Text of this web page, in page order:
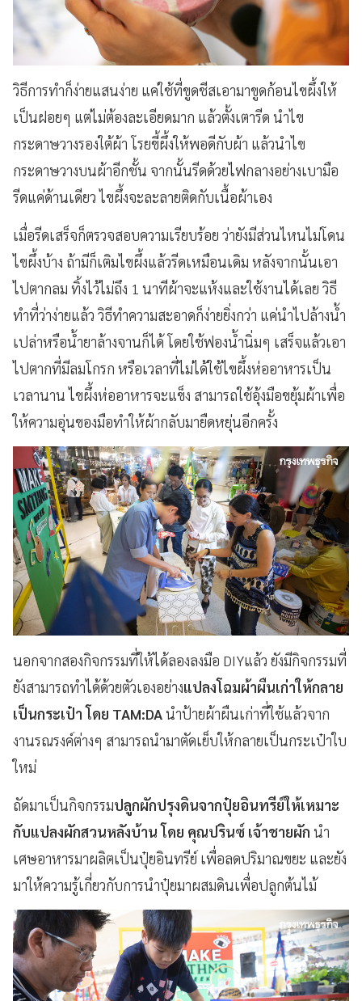
วิธีการทำก็ง่ายแสนง่าย แค่ใช้ที่ขูดชีสเอามาขูดก้อนไขผึ้งให้
เป็นฝอยๆ แต่ไม่ต้องละเอียดมาก แล้วตั้งเตารีด นำไข
กระดาษวางรองใต้ผ้า โรยขี้ผึ้งให้พอดีกับผ้า แล้วนำไข
กระดาษวางบนผ้าอีกชั้น จากนั้นรีดด้วยไฟกลางอย่างเบามือ
รีดแค่ด้านเดียว ไขผึ้งจะละลายติดกับเนื้อผ้าเอง
เมื่อรีดเสร็จก็ตรวจสอบความเรียบร้อย ว่ายังมีส่วนไหนไม่โดน
ไขผึ้งบ้าง ถ้ามีก็เติมไขผึ้งแล้วรีดเหมือนเดิม หลังจากนั้นเอา
ไปตากลม ทิ้งไว้ไม่ถึง 1 นาทีผ้าจะแห้งและใช้งานได้เลย วิธี
ทำที่ว่าง่ายแล้ว วิธีทำความสะอาดก็ง่ายยิ่งกว่า แค่นำไปล้างน้ำ
เปล่าหรือน้ำยาล้างจานก็ได้ โดยใช้ฟองน้ำนิ่มๆ เสร็จแล้วเอา
ไปตากที่มีลมโกรก หรือเวลาที่ไม่ได้ใช้ไขผึ้งห่ออาหารเป็น
เวลานาน ไขผึ้งห่ออาหารจะแข็ง สามารถใช้อุ้งมือขยุ้มผ้าเพื่อ
ให้ความอุ่นของมือทำให้ผ้ากลับมายืดหยุ่นอีกครั้ง
นอกจากสองกิจกรรมที่ให้ได้ลองลงมือ DIYแล้ว ยังมีกิจกรรมที่
ยังสามารถทำได้ด้วยตัวเองอย่างแปลงโฉมผ้าผืนเก่าให้กลาย
เป็นกระเป๋า โดย TAM:DAนำป้ายผ้าผืนเก่าที่ใช้แล้วจาก
งานรณรงค์ต่างๆ สามารถนำมาตัดเย็บให้กลายเป็นกระเป๋าใบ
ใหม่
ถัดมาเป็นกิจกรรมปลูกผักปรุงดินจากปุ๋ยอินทรีย์ให้เหมาะ
กับแปลงผักสวนหลังบ้าน โดย คุณปรินซ์ เจ้าชายผัก นำ
เศษอาหารมาผลิตเป็นปุ๋ยอินทรีย์ เพื่อลดปริมาณขยะ และยัง
มาให้ความรู้เกี่ยวกับการนำปุ๋ยมาผสมดินเพื่อปลูกต้นไม้